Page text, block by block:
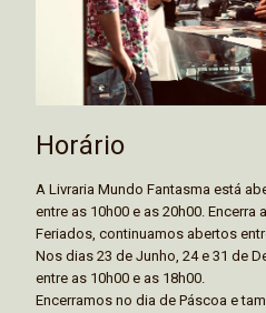
Horário
A Livraria Mundo Fantasma está
entre as 10h00 e as 20h00. Encerra
Feriados, continuamos abertos
Nos dias 23 de Junho, 24 e 31 de
entre as 10h00 e as 18h00.
Encerramos no dia de Páscoa e